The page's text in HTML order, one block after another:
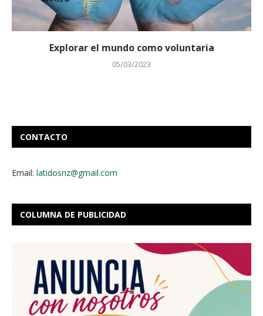
Explorar el mundo como voluntaria
05/03/2023
CONTACTO
Email: latidosnz@gmail.com
COLUMNA DE PUBLICIDAD